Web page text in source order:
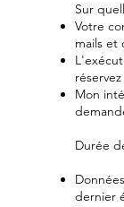
Sur
Votre
mails et
Mon
Durée
dernier